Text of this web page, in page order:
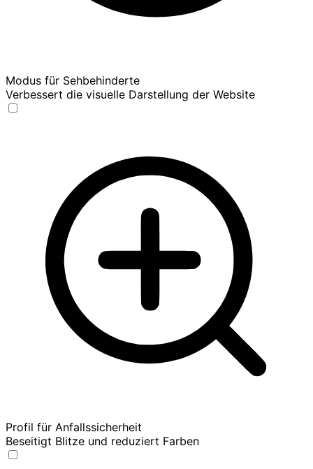
Modus für Sehbehinderte
Verbessert die visuelle Darstellung der Website
Profil für Anfallssicherheit
Beseitigt Blitze und reduziert Farben